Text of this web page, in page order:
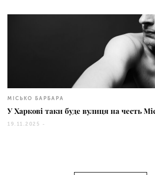
МІСЬКО БАРБАРА
У Харкові таки буде вулиця на честь
19.11.2025 -